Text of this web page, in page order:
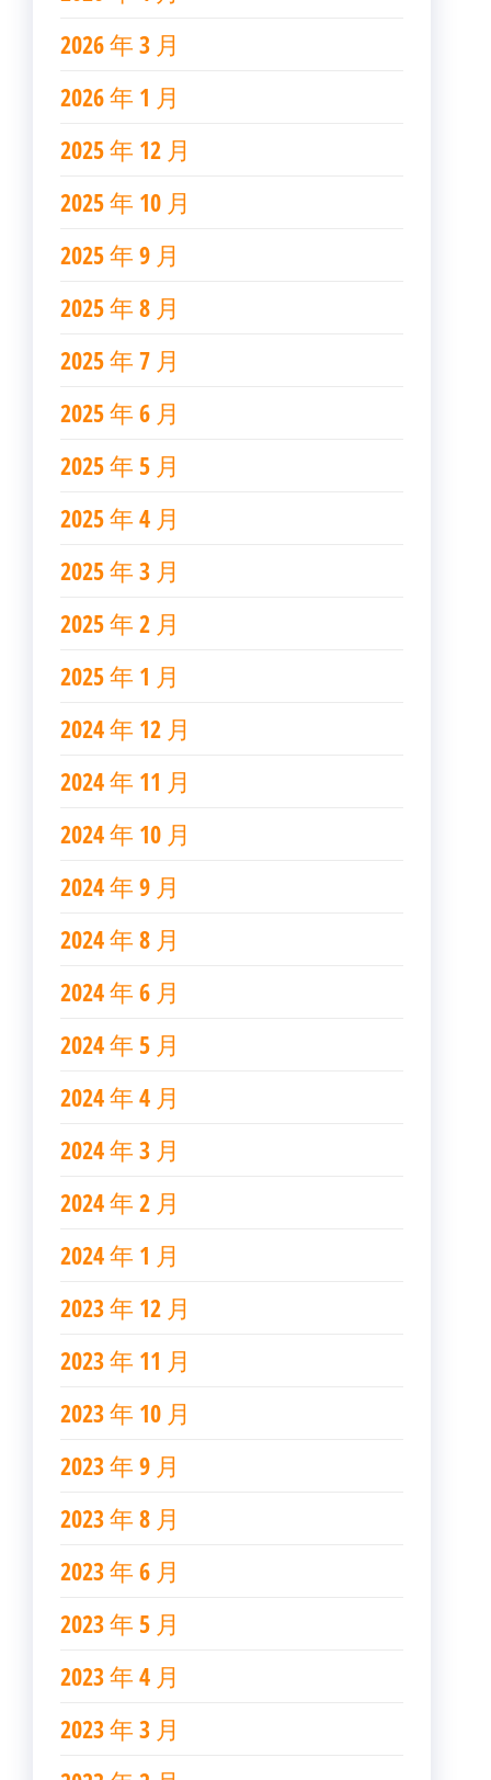
2026 年 3 月
2026 年 1 月
2025 年 12 月
2025 年 10 月
2025 年 9 月
2025 年 8 月
2025 年 7 月
2025 年 6 月
2025 年 5 月
2025 年 4 月
2025 年 3 月
2025 年 2 月
2025 年 1 月
2024 年 12 月
2024 年 11 月
2024 年 10 月
2024 年 9 月
2024 年 8 月
2024 年 6 月
2024 年 5 月
2024 年 4 月
2024 年 3 月
2024 年 2 月
2024 年 1 月
2023 年 12 月
2023 年 11 月
2023 年 10 月
2023 年 9 月
2023 年 8 月
2023 年 6 月
2023 年 5 月
2023 年 4 月
2023 年 3 月